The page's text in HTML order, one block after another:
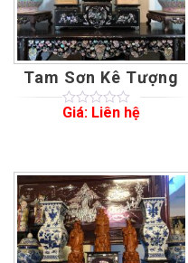
Tam Sơn Kê Tượng
0
5
0
customer
ratings
Giá: Liên hệ